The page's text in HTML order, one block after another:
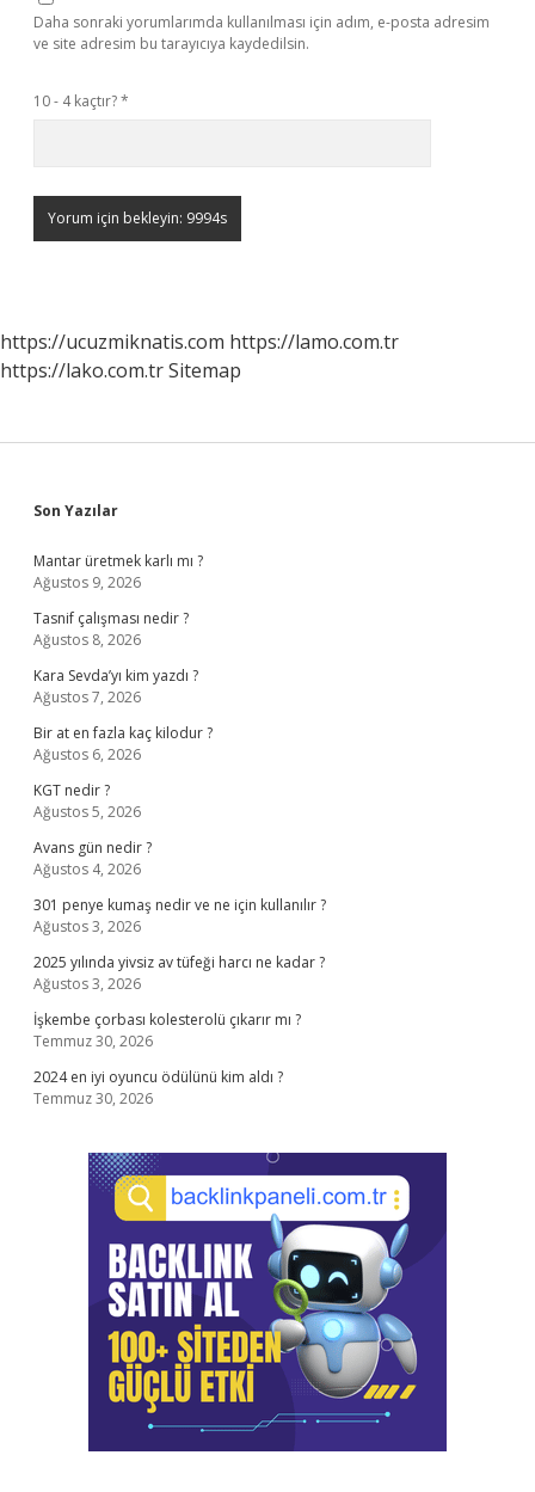
Daha sonraki yorumlarımda kullanılması için adım, e-posta adresim
ve site adresim bu tarayıcıya kaydedilsin.
10 - 4 kaçtır?*
https://ucuzmiknatis.com https://lamo.com.tr
https://lako.com.trSitemap
Sidebar
Son Yazılar
Mantar üretmek karlı mı ?
Ağustos 9, 2026
Tasnif çalışması nedir ?
Ağustos 8, 2026
Kara Sevda’yı kim yazdı ?
Ağustos 7, 2026
Bir at en fazla kaç kilodur ?
Ağustos 6, 2026
KGT nedir ?
Ağustos 5, 2026
Avans gün nedir ?
Ağustos 4, 2026
301 penye kumaş nedir ve ne için kullanılır ?
Ağustos 3, 2026
2025 yılında yivsiz av tüfeği harcı ne kadar ?
Ağustos 3, 2026
İşkembe çorbası kolesterolü çıkarır mı ?
Temmuz 30, 2026
2024 en iyi oyuncu ödülünü kim aldı ?
Temmuz 30, 2026